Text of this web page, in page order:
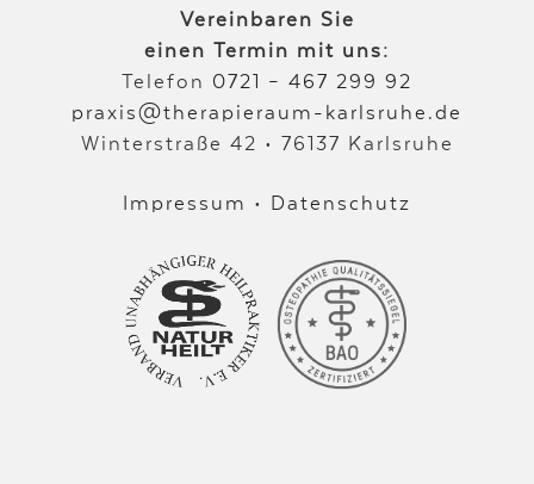
Vereinbaren Sie
einen Termin mit uns:
Telefon 0721 – 467 299 92
praxis@therapieraum-karlsruhe.de
Winterstraße 42 • 76137 Karlsruhe
Impressum • Datenschutz